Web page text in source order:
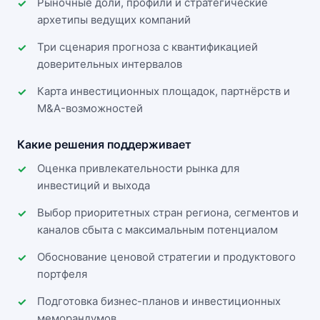
архетипы ведущих компаний
Три сценария прогноза с квантификацией
доверительных интервалов
Карта инвестиционных площадок, партнёрств и
M&A-возможностей
Какие решения поддерживает
Оценка привлекательности рынка для
инвестиций и выхода
Выбор приоритетных стран региона, сегментов и
каналов сбыта с максимальным потенциалом
Обоснование ценовой стратегии и продуктового
портфеля
Подготовка бизнес-планов и инвестиционных